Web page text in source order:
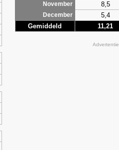
November 8,5
December 5,4
Gemiddeld 11,21
Advertentie